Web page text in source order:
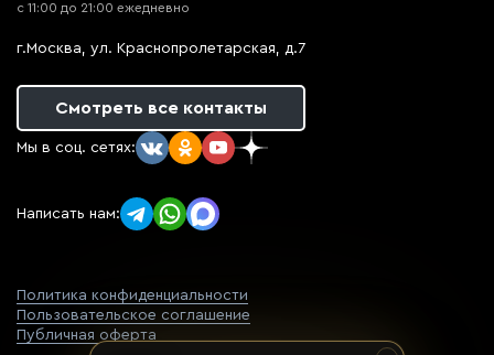
с 11:00 до 21:00 ежедневно
г.Москва, ул. Краснопролетарская, д.7
Смотреть все контакты
Мы в соц. сетях:
Написать нам:
Политика конфиденциальности
Пользовательское соглашение
Публичная оферта